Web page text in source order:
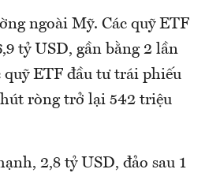
ngoài Mỹ. Các quỹ ETF
tỷ USD, gần bằng 2 lần
quỹ ETF đầu tư trái phiếu
ròng trở lại 542 triệu
2,8 tỷ USD, đảo sau 1